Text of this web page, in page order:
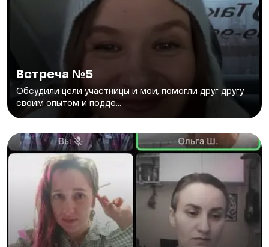
Встреча №5
Обсудили цели участницы и мои, помогли друг другу
своим опытом и подде...